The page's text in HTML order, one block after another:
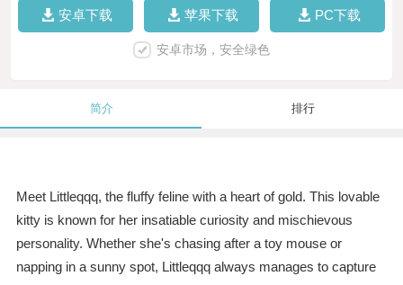
安卓下载 苹果下载 PC下载
安卓市场，安全绿色
简介 排行
Meet Littleqqq, the fluffy feline with a heart of gold. This lovable
kitty is known for her insatiable curiosity and mischievous
personality. Whether she's chasing after a toy mouse or
napping in a sunny spot, Littleqqq always manages to capture